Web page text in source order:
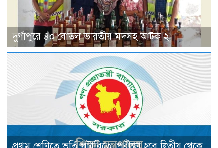
দুর্গাপুরে ৪০ বোতল ভারতীয় মদসহ আটক ২